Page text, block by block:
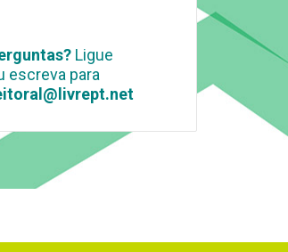
Ligue
escreva para